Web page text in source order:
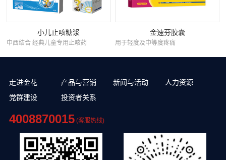
小儿止咳糖浆
中西结合 经典儿童专用止咳药
金速芬胶囊
用于轻度及中等度疼痛
走进金花 产品与营销 新闻与活动
人力资源
党群建设
投资者关系
4008870015 (客服热线)